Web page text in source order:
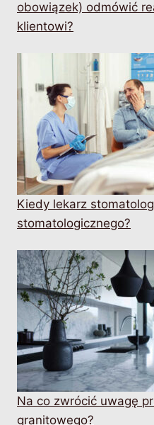
obowiązek) odmówić
klientowi?
Kiedy lekarz
stomatologicznego?
Na co zwrócić uwagę
granitowego?